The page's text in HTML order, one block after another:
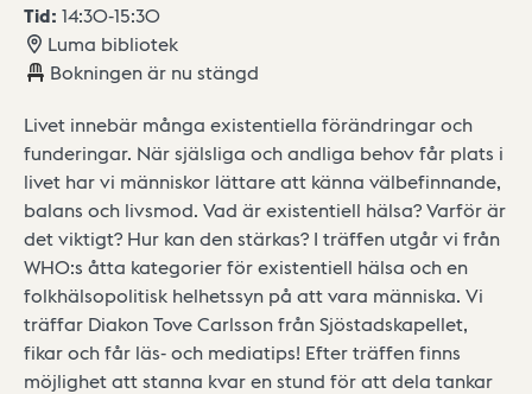
Tid: 14:30-15:30
Luma bibliotek
Bokningen är nu stängd
Livet innebär många existentiella förändringar och
funderingar. När själsliga och andliga behov får plats i
livet har vi människor lättare att känna välbefinnande,
balans och livsmod. Vad är existentiell hälsa? Varför är
det viktigt? Hur kan den stärkas? I träffen utgår vi från
WHO:s åtta kategorier för existentiell hälsa och en
folkhälsopolitisk helhetssyn på att vara människa. Vi
träffar Diakon Tove Carlsson från Sjöstadskapellet,
fikar och får läs- och mediatips! Efter träffen finns
möjlighet att stanna kvar en stund för att dela tankar